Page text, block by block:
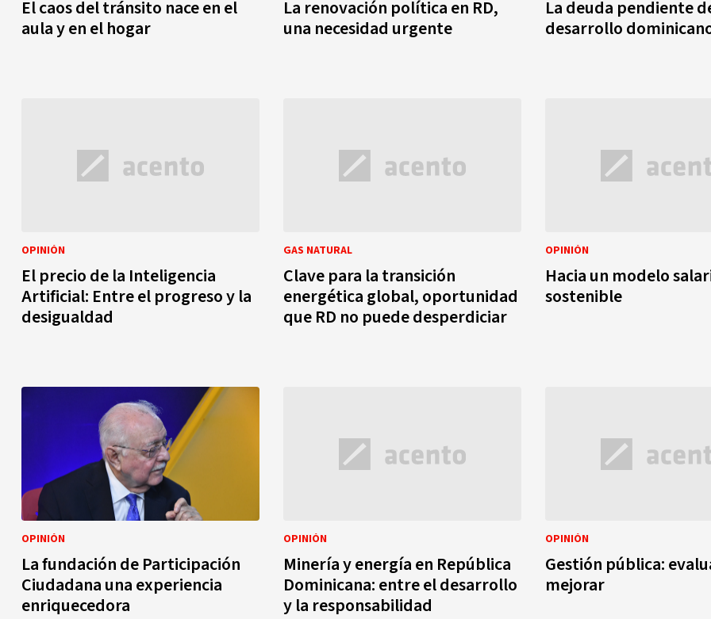
El caos del tránsito nace en el
aula y en el hogar
La renovación política en RD,
una necesidad urgente
La deuda pendiente
desarrollo
OPINIÓN
El precio de la Inteligencia
Artificial: Entre el progreso y la
desigualdad
GAS NATURAL
Clave para la transición
energética global, oportunidad
que RD no puede desperdiciar
OPINIÓN
Hacia un modelo
sostenible
OPINIÓN
La fundación de Participación
Ciudadana una experiencia
enriquecedora
OPINIÓN
Minería y energía en República
Dominicana: entre el desarrollo
y la responsabilidad
OPINIÓN
Gestión pública:
mejorar